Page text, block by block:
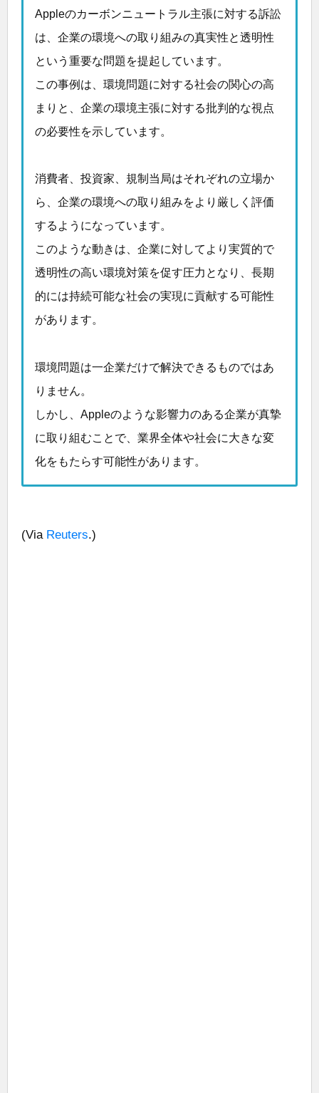
Appleのカーボンニュートラル主張に対する訴訟
は、企業の環境への取り組みの真実性と透明性
という重要な問題を提起しています。
この事例は、環境問題に対する社会の関心の高
まりと、企業の環境主張に対する批判的な視点
の必要性を示しています。
消費者、投資家、規制当局はそれぞれの立場か
ら、企業の環境への取り組みをより厳しく評価
するようになっています。
このような動きは、企業に対してより実質的で
透明性の高い環境対策を促す圧力となり、長期
的には持続可能な社会の実現に貢献する可能性
があります。
環境問題は一企業だけで解決できるものではあ
りません。
しかし、Appleのような影響力のある企業が真摯
に取り組むことで、業界全体や社会に大きな変
化をもたらす可能性があります。
(Via Reuters.)